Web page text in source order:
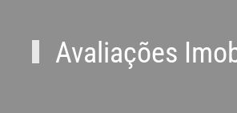
Avaliações